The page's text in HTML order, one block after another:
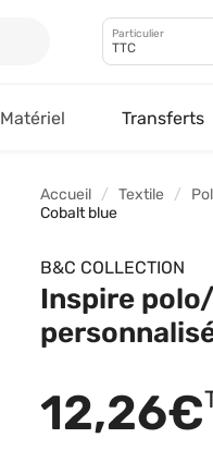
Particulier
TTC
Matériel Transferts
Accueil Textile
Cobalt blue
B&C COLLECTION
Inspire
12,26€